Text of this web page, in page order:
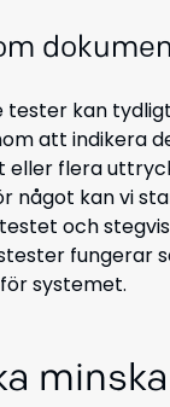
kan
att indikera
flera
något kan vi
och
fungerar
systemet.